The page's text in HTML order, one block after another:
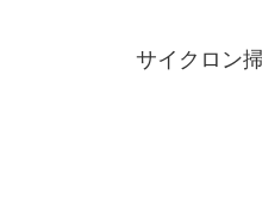
サイクロン